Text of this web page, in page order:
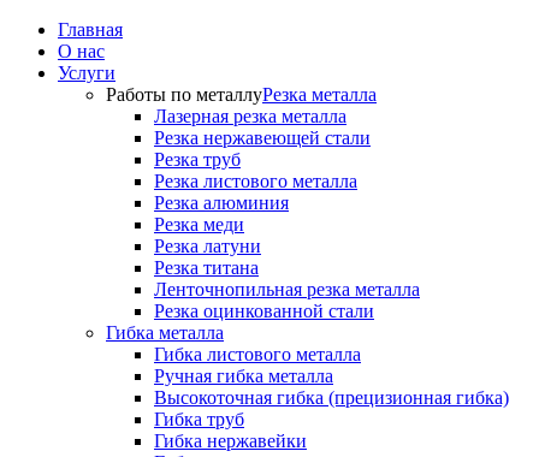
Главная
О нас
Услуги
Работы по металлуРезка металла
Лазерная резка металла
Резка нержавеющей стали
Резка труб
Резка листового металла
Резка алюминия
Резка меди
Резка латуни
Резка титана
Ленточнопильная резка металла
Резка оцинкованной стали
Гибка металла
Гибка листового металла
Ручная гибка металла
Высокоточная гибка (прецизионная гибка)
Гибка труб
Гибка нержавейки